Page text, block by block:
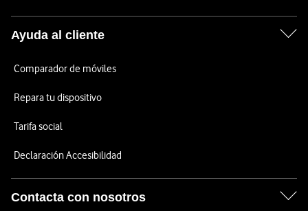
Ayuda al cliente
Comparador de móviles
Repara tu dispositivo
Tarifa social
Declaración Accesibilidad
Contacta con nosotros